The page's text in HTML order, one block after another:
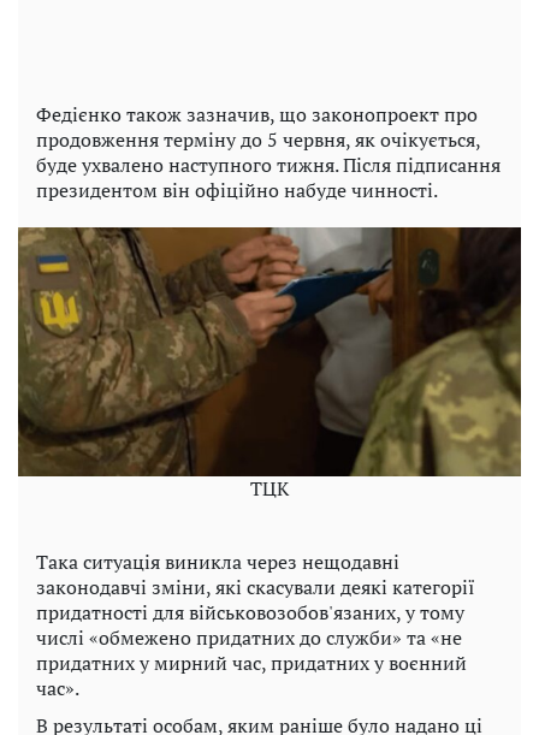
Федієнко також зазначив, що законопроект про
продовження терміну до 5 червня, як очікується,
буде ухвалено наступного тижня. Після підписання
президентом він офіційно набуде чинності.
TЦK
Така ситуація виникла через нещодавні
законодавчі зміни, які скасували деякі категорії
придатності для військовозобов'язаних, у тому
числі «обмежено придатних до служби» та «не
придатних у мирний час, придатних у воєнний
час».
В результаті особам, яким раніше було надано ці